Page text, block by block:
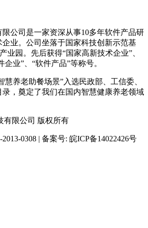
公司是一家资深从事10多年软件产品研
业。公司坐落于国家科技创新示范基
业园。先后获得“国家高新技术企业”、
企业”、“软件产品”等称号。
慧养老助餐场景”入选民政部、工信委、
，奠定了我们在国内智慧健康养老领域
有限公司 版权所有
0308 | 备案号: 皖ICP备14022426号